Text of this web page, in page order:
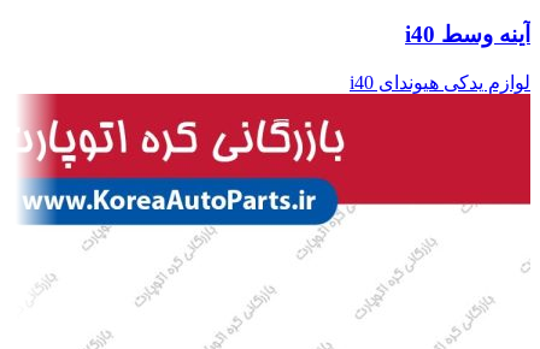
آینه وسط i40
لوازم یدکی هیوندای i40